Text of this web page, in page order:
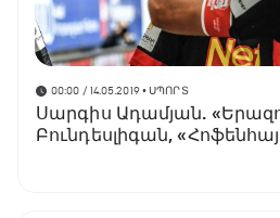
00:00 / 14.05.2019• ՍՊՈՐՏ
Սարգիս Ադամյան.
Բունդեսլիգան,